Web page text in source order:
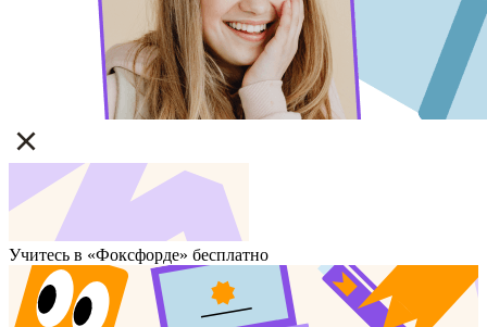
Учитесь в «Фоксфорде» бесплатно